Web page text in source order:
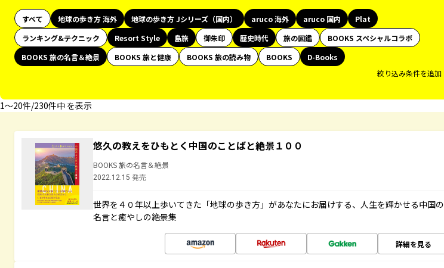
すべて 地球の歩き方 海外 地球の歩き方 Jシリーズ（国内） aruco 海外 aruco 国内
Plat
ランキング&テクニック
Resort Style 島旅 御朱印 歴史時代 旅の図鑑
BOOKS スペシャルコラボ
BOOKS 旅の名言＆絶景
BOOKS 旅と健康 BOOKS 旅の読み物 BOOKS
D-Books
絞り込み条件を追加
1〜20件/230件中 を表示
悠久の教えをひもとく中国のことばと絶景１００
BOOKS 旅の名言＆絶景
2022.12.15 発売
世界を４０年以上歩いてきた「地球の歩き方」があなたにお届けする、人生を輝かせる中国の
名言と癒やしの絶景集
詳細を見る